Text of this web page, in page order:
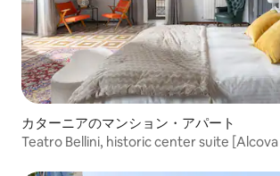
カターニアのマンション・アパート
Teatro Bellini, historic center suite [Alcova